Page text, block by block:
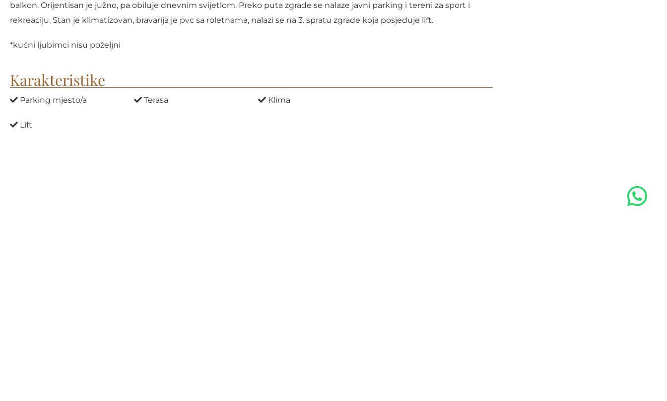
balkon. Orijentisan je južno, pa obiluje dnevnim svijetlom. Preko puta zgrade se nalaze javni parking i tereni za sport i
rekreaciju. Stan je klimatizovan, bravarija je pvc sa roletnama, nalazi se na 3. spratu zgrade koja posjeduje lift.
*kućni ljubimci nisu poželjni
Karakteristike
Parking mjesto/a Terasa Klima
Lift